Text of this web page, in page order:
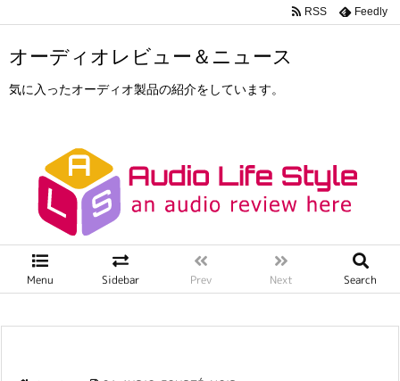
オーディオレビュー＆ニュース
気に入ったオーディオ製品の紹介をしています。
Menu Sidebar Prev Next Search
RSS Feedly